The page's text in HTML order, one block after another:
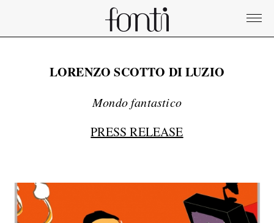
LORENZO SCOTTO DI LUZIO
Mondo fantastico
PRESS RELEASE